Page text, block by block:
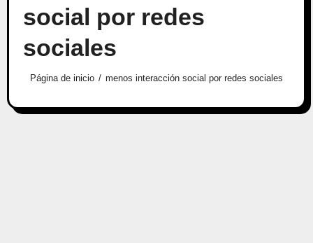
social por redes
sociales
Página de inicio menos interacción social por redes sociales